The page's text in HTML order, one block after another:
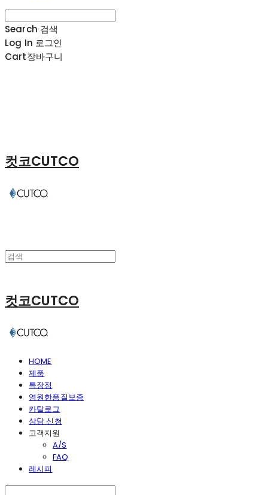
Search 검색
Log In 로그인
Cart장바구니
컷코CUTCO
컷코CUTCO
HOME
제품
특장점
영원한품질보증
카탈로그
상담 신청
고객지원
A/S
FAQ
레시피